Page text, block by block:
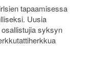
tapaamisessa
Uusia
syksyn